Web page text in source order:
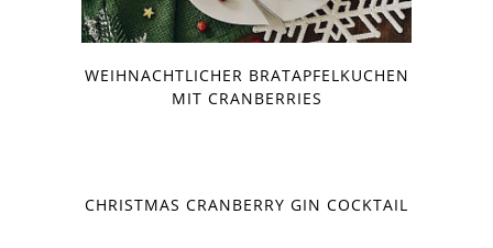
WEIHNACHTLICHER BRATAPFELKUCHEN
MIT CRANBERRIES
CHRISTMAS CRANBERRY GIN COCKTAIL